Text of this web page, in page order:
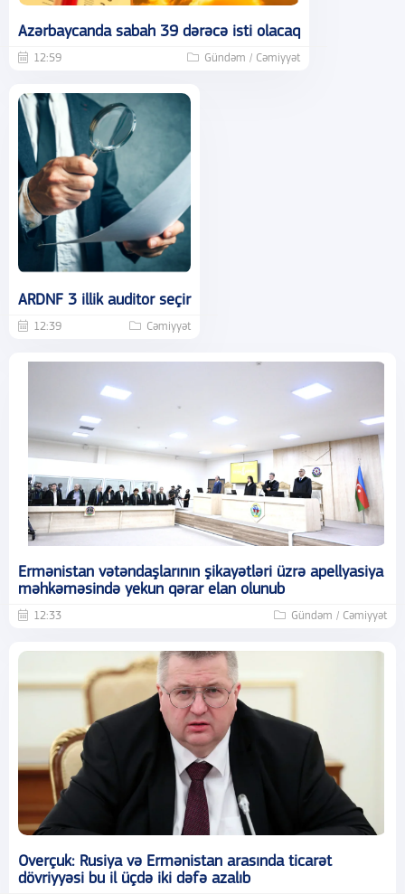
Azərbaycanda sabah 39 dərəcə isti olacaq
12:59 Gündəm / Cəmiyyət
ARDNF 3 illik auditor seçir
12:39 Cəmiyyət
Ermənistan vətəndaşlarının şikayətləri üzrə apellyasiya
məhkəməsində yekun qərar elan olunub
12:33 Gündəm / Cəmiyyət
Overçuk: Rusiya və Ermənistan arasında ticarət
dövriyyəsi bu il üçdə iki dəfə azalıb